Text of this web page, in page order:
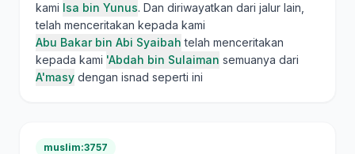
kami Isa bin Yunus. Dan diriwayatkan dari jalur lain,
telah menceritakan kepada kami
Abu Bakar bin Abi Syaibah telah menceritakan
kepada kami 'Abdah bin Sulaiman semuanya dari
A'masy dengan isnad seperti ini
muslim:3757